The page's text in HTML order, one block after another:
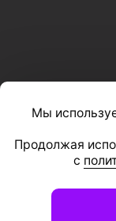
Мы
Продолжая
с